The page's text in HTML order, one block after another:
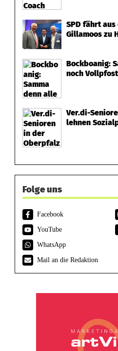
SPD fährt
Gillamoos zu
Bockboanig:
noch
Ver.di-
lehnen
Folge uns
Facebook
YouTube
WhatsApp
Mail an die Redaktion